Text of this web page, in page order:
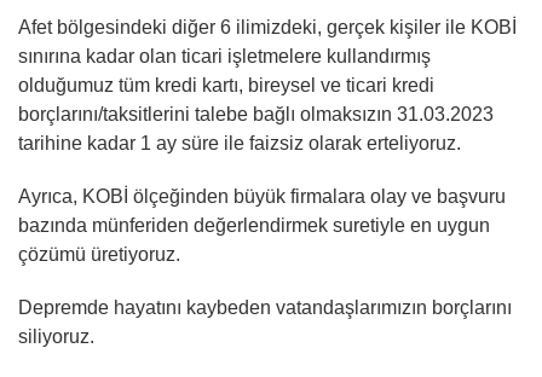
Afet bölgesindeki diğer 6 ilimizdeki, gerçek kişiler ile KOBİ
sınırına kadar olan ticari işletmelere kullandırmış
olduğumuz tüm kredi kartı, bireysel ve ticari kredi
borçlarını/taksitlerini talebe bağlı olmaksızın 31.03.2023
tarihine kadar 1 ay süre ile faizsiz olarak erteliyoruz.
Ayrıca, KOBİ ölçeğinden büyük firmalara olay ve başvuru
bazında münferiden değerlendirmek suretiyle en uygun
çözümü üretiyoruz.
Depremde hayatını kaybeden vatandaşlarımızın borçlarını
siliyoruz.